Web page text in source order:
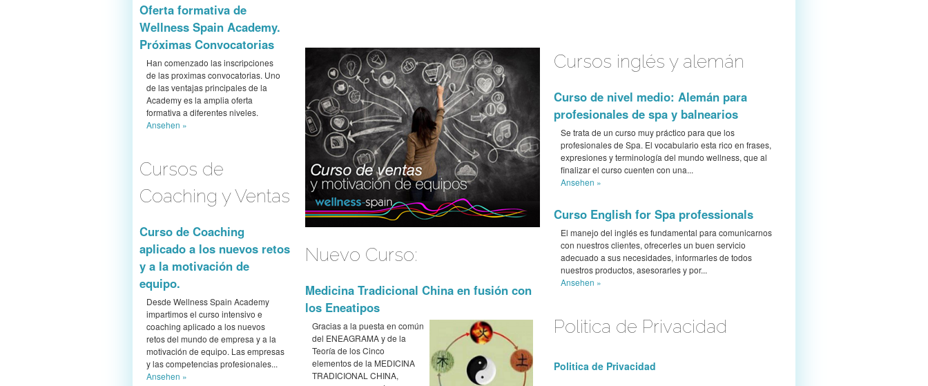
Oferta formativa de
Wellness Spain Academy.
Próximas Convocatorias
Han comenzado las inscripciones
de las proximas convocatorias. Uno
de las ventajas principales de la
Academy es la amplia oferta
formativa a diferentes niveles.
Ansehen »
Cursos de
Coaching y Ventas
Curso de Coaching
aplicado a los nuevos retos
y a la motivación de
equipo.
Desde Wellness Spain Academy
impartimos el curso intensivo e
coaching aplicado a los nuevos
retos del mundo de empresa y a la
motivación de equipo. Las empresas
y las competencias profesionales...
Ansehen »
AyurCoach
Coaching en Fusión
con Ayurveda
Nuevo Curso:
Medicina Tradicional China en fusión con
los Eneatipos
Gracias a la puesta en común
del ENEAGRAMA y de la
Teoría de los Cinco
elementos de la MEDICINA
TRADICIONAL CHINA,
Cursos inglés y alemán
Curso de nivel medio: Alemán para
profesionales de spa y balnearios
Se trata de un curso muy práctico para que los
profesionales de Spa. El vocabulario esta rico en frases,
expresiones y terminología del mundo wellness, que al
finalizar el curso cuenten con una...
Ansehen »
Curso English for Spa professionals
El manejo del inglés es fundamental para comunicarnos
con nuestros clientes, ofrecerles un buen servicio
adecuado a sus necesidades, informarles de todos
nuestros productos, asesorarles y por...
Ansehen »
Politica de Privacidad
Politica de Privacidad